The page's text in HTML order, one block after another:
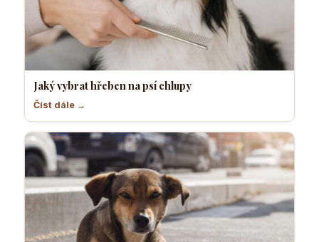
Jaký vybrat hřeben na psí chlupy
Číst dále →